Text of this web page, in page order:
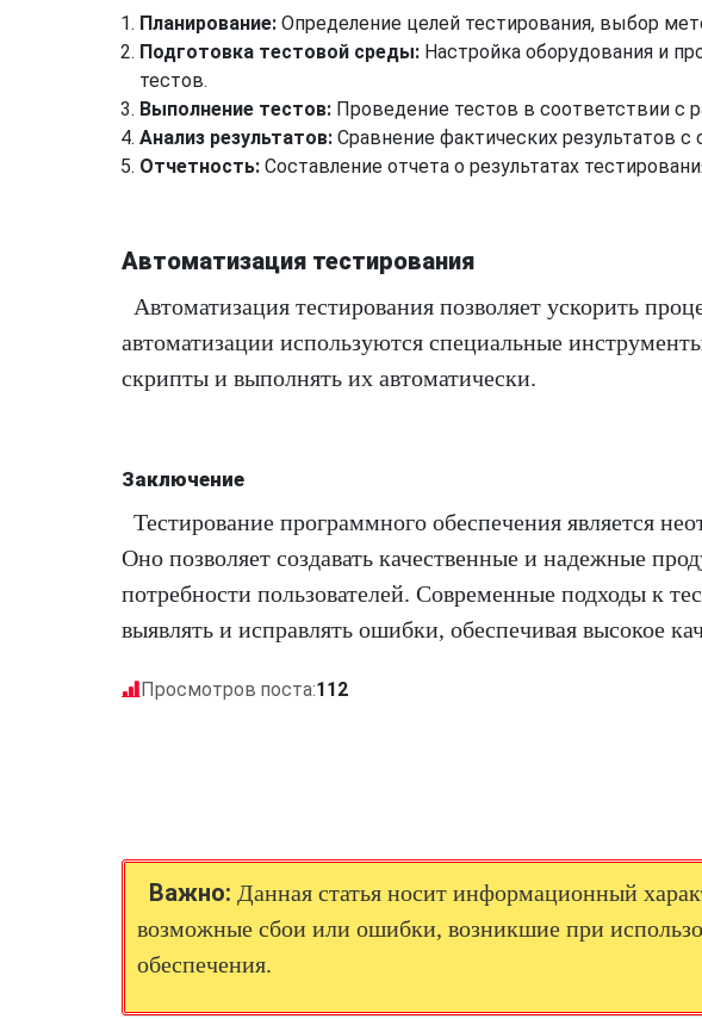
Планирование: Определение целей тестирования, выбор
Подготовка тестовой среды: Настройка оборудования и
тестов.
Выполнение тестов: Проведение тестов в соответствии с
Анализ результатов: Сравнение фактических результатов
Отчетность: Составление отчета о результатах
Автоматизация тестирования
Автоматизация тестирования позволяет ускорить
автоматизации используются специальные
скрипты и выполнять их автоматически.
Заключение
Тестирование программного обеспечения является
Оно позволяет создавать качественные и надежные
потребности пользователей. Современные подходы к
выявлять и исправлять ошибки, обеспечивая высокое
Просмотров поста:112
Важно: Данная статья носит информационный
возможные сбои или ошибки, возникшие при
обеспечения.